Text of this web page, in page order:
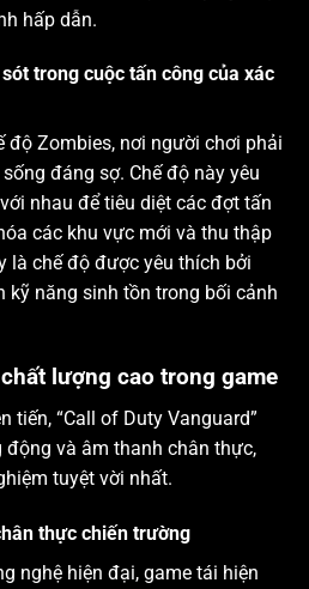
hấp dẫn.
trong cuộc tấn công của xác
độ Zombies, nơi người chơi phải
đáng sợ. Chế độ này yêu
nhau để tiêu diệt các đợt tấn
các khu vực mới và thu thập
là chế độ được yêu thích bởi
kỹ năng sinh tồn trong bối cảnh
lượng cao trong game
tiến, “Call of Duty Vanguard”
và âm thanh chân thực,
tuyệt vời nhất.
thực chiến trường
nghệ hiện đại, game tái hiện